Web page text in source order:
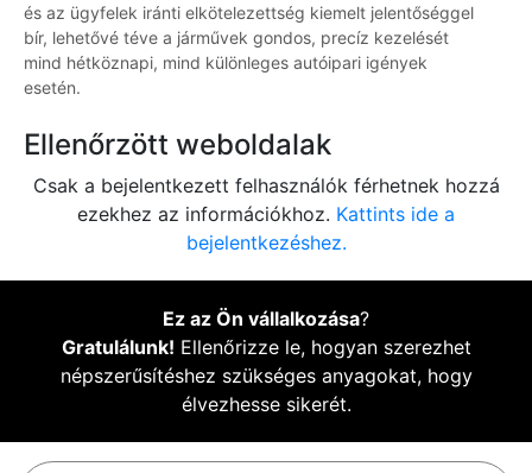
és az ügyfelek iránti elkötelezettség kiemelt jelentőséggel
bír, lehetővé téve a járművek gondos, precíz kezelését
mind hétköznapi, mind különleges autóipari igények
esetén.
Ellenőrzött weboldalak
Csak a bejelentkezett felhasználók férhetnek hozzá
ezekhez az információkhoz. Kattints ide a
bejelentkezéshez.
Ez az Ön vállalkozása?
Gratulálunk! Ellenőrizze le, hogyan szerezhet
népszerűsítéshez szükséges anyagokat, hogy
élvezhesse sikerét.